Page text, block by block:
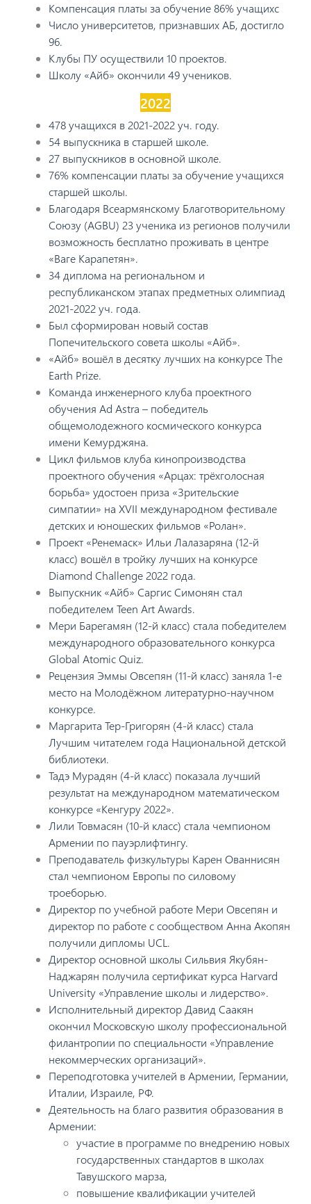
Компенсация платы за обучение 86% учащихс
Число университетов, признавших АБ, достигло
96.
Клубы ПУ осуществили 10 проектов.
Школу «Айб» окончили 49 учеников.
2022
478 учащихся в 2021-2022 уч. году.
54 выпускника в старшей школе.
27 выпускников в основной школе.
76% компенсации платы за обучение учащихся
старшей школы.
Благодаря Всеармянскому Благотворительному
Союзу (AGBU) 23 ученика из регионов получили
возможность бесплатно проживать в центре
«Ваге Карапетян».
34 диплома на региональном и
республиканском этапах предметных олимпиад
2021-2022 уч. года.
Был сформирован новый состав
Попечительского совета школы «Айб».
«Айб» вошёл в десятку лучших на конкурсе The
Earth Prize.
Команда инженерного клуба проектного
обучения Ad Astra – победитель
общемолодежного космического конкурса
имени Кемурджяна.
Цикл фильмов клуба кинопроизводства
проектного обучения «Арцах: трёхголосная
борьба» удостоен приза «Зрительские
симпатии» на XVII международном фестивале
детских и юношеских фильмов «Ролан».
Проект «Ренемаск» Ильи Лалазаряна (12-й
класс) вошёл в тройку лучших на конкурсе
Diamond Challenge 2022 года.
Выпускник «Айб» Саргис Симонян стал
победителем Teen Art Awards.
Мери Барегамян (12-й класс) стала победителем
международного образовательного конкурса
Global Atomic Quiz.
Рецензия Эммы Овсепян (11-й класс) заняла 1-е
место на Молодёжном литературно-научном
конкурсе.
Маргарита Тер-Григорян (4-й класс) стала
Лучшим читателем года Национальной детской
библиотеки.
Тадэ Мурадян (4-й класс) показала лучший
результат на международном математическом
конкурсе «Кенгуру 2022».
Лили Товмасян (10-й класс) стала чемпионом
Армении по пауэрлифтингу.
Преподаватель физкультуры Карен Ованнисян
стал чемпионом Европы по силовому
троеборью.
Директор по учебной работе Мери Овсепян и
директор по работе с сообществом Анна Акопян
получили дипломы UCL.
Директор основной школы Сильвия Якубян-
Наджарян получила сертификат курса Harvard
University «Управление школы и лидерство».
Исполнительный директор Давид Саакян
окончил Московскую школу профессиональной
филантропии по специальности «Управление
некоммерческих организаций».
Переподготовка учителей в Армении, Германии,
Италии, Израиле, РФ.
Деятельность на благо развития образования в
Армении:
участие в программе по внедрению новых
государственных стандартов в школах
Тавушского марза,
повышение квалификации учителей